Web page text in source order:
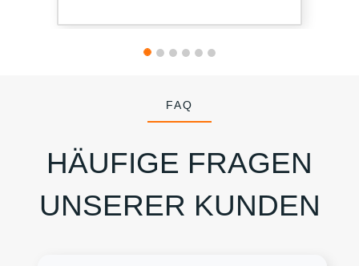
FAQ
HÄUFIGE FRAGEN
UNSERER KUNDEN